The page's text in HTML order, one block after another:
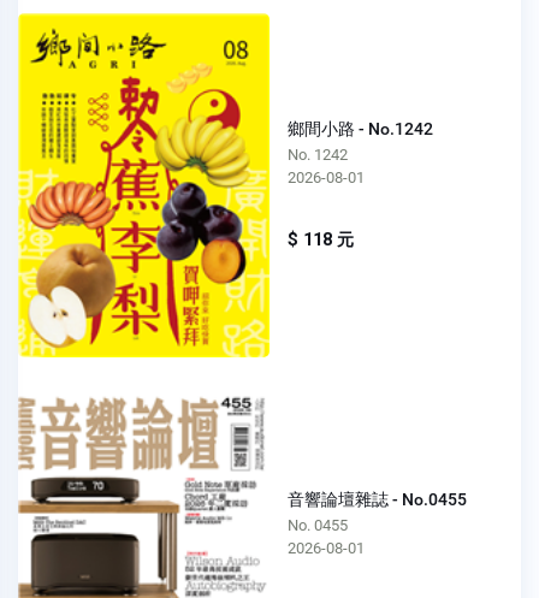
鄉間小路 - No.1242
No. 1242
2026-08-01
$ 118 元
音響論壇雜誌 - No.0455
No. 0455
2026-08-01